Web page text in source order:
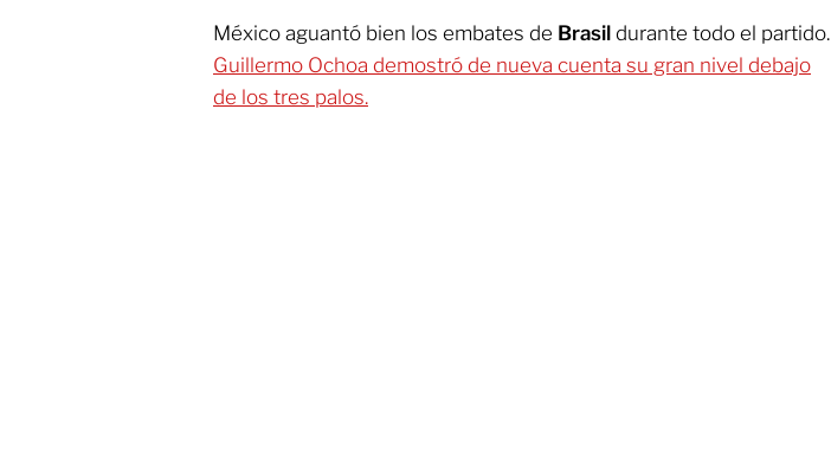
México aguantó bien los embates de Brasil durante todo el partido.
Guillermo Ochoa demostró de nueva cuenta su gran nivel debajo
de los tres palos.